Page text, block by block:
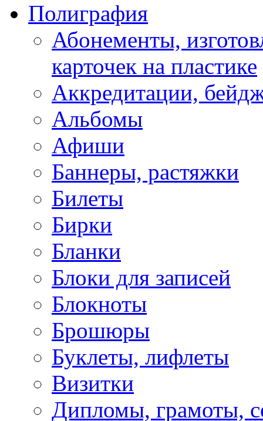
Полиграфия
Абонементы,
карточек на пластике
Аккредитации,
Альбомы
Афиши
Баннеры, растяжки
Билеты
Бирки
Бланки
Блоки для записей
Блокноты
Брошюры
Буклеты, лифлеты
Визитки
Дипломы, грамоты,